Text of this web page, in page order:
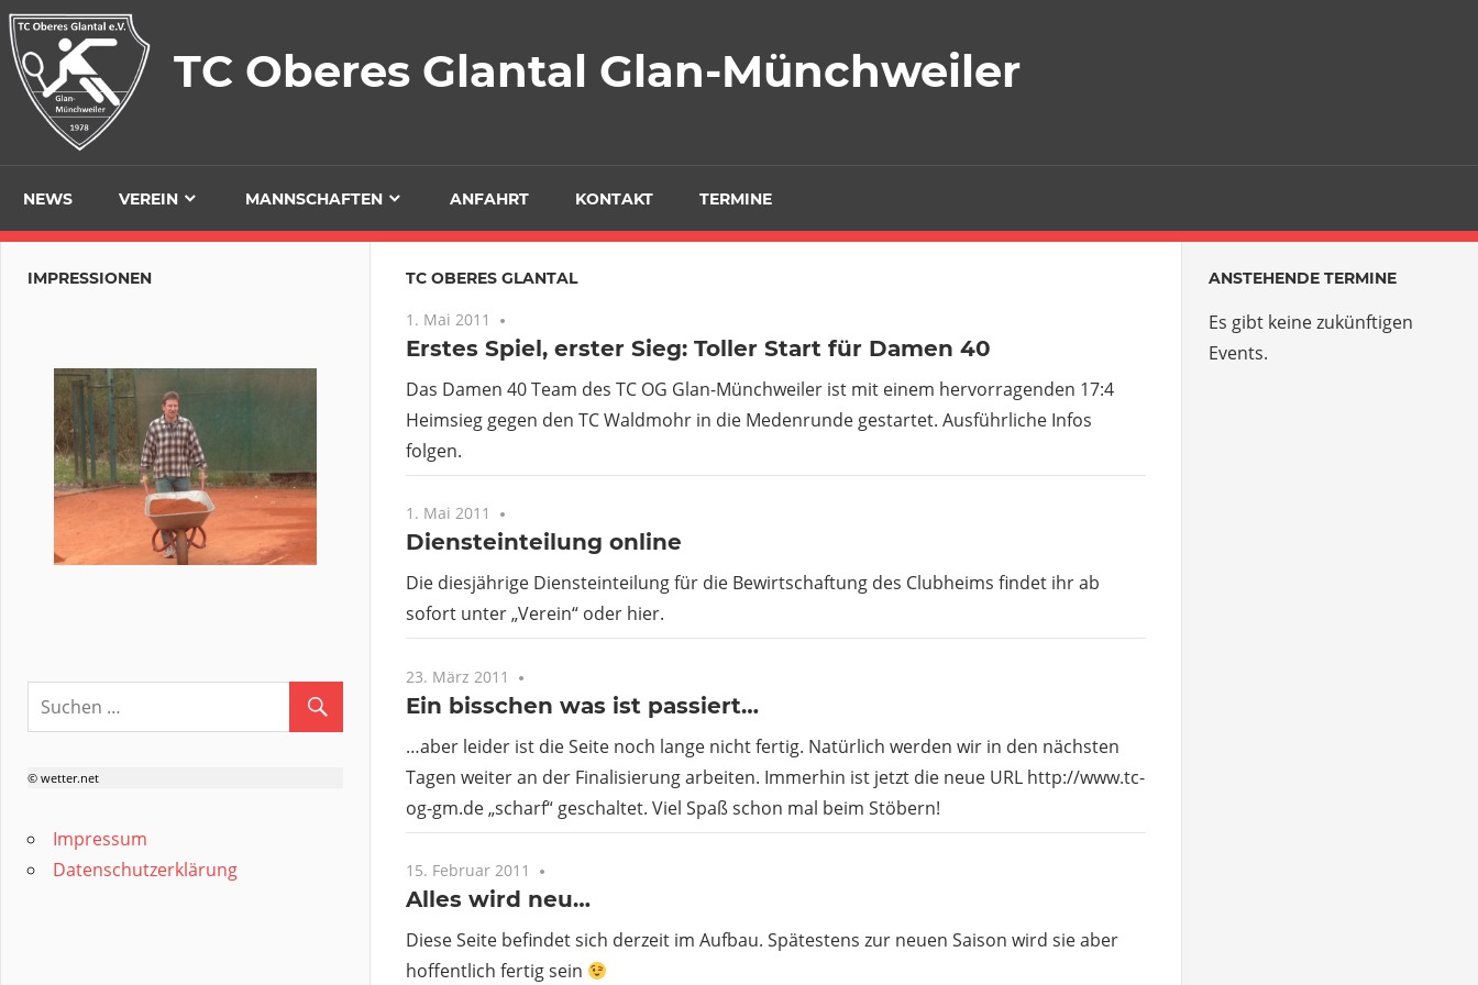
Zum
Inhalt
springen
TC Oberes Glantal Glan-Münchweiler
NEWS VEREIN MANNSCHAFTEN ANFAHRT KONTAKT TERMINE
TC OBERES GLANTAL
1. Mai 2011
Erstes Spiel, erster Sieg: Toller Start für Damen 40
Das Damen 40 Team des TC OG Glan-Münchweiler ist mit einem hervorragenden 17:4
Heimsieg gegen den TC Waldmohr in die Medenrunde gestartet. Ausführliche Infos
folgen.
1. Mai 2011
Diensteinteilung online
Die diesjährige Diensteinteilung für die Bewirtschaftung des Clubheims findet ihr ab
sofort unter „Verein“ oder hier.
23. März 2011
Ein bisschen was ist passiert…
…aber leider ist die Seite noch lange nicht fertig. Natürlich werden wir in den nächsten
Tagen weiter an der Finalisierung arbeiten. Immerhin ist jetzt die neue URL http://www.tc-
og-gm.de „scharf“ geschaltet. Viel Spaß schon mal beim Stöbern!
15. Februar 2011
Alles wird neu…
Diese Seite befindet sich derzeit im Aufbau. Spätestens zur neuen Saison wird sie aber
hoffentlich fertig sein
IMPRESSIONEN
© wetter.net
Impressum
Datenschutzerklärung
ANSTEHENDE TERMINE
Es gibt keine zukünftigen
Events.